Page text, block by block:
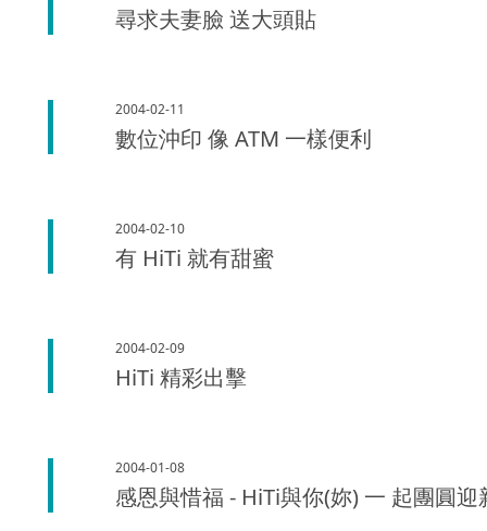
尋求夫妻臉 送大頭貼
2004-02-11
數位沖印 像 ATM 一樣便利
2004-02-10
有 HiTi 就有甜蜜
2004-02-09
HiTi 精彩出擊
2004-01-08
感恩與惜福 - HiTi與你(妳) 一 起團圓迎